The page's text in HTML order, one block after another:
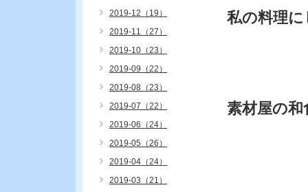
私の料理
素材屋の
2019-12（19）
2019-11（27）
2019-10（23）
2019-09（22）
2019-08（23）
2019-07（22）
2019-06（24）
2019-05（26）
2019-04（24）
2019-03（21）